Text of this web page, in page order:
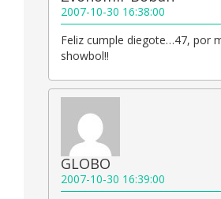
2007-10-30 16:38:00
Feliz cumple diegote…47, por
showbol!!
GLOBO
2007-10-30 16:39:00